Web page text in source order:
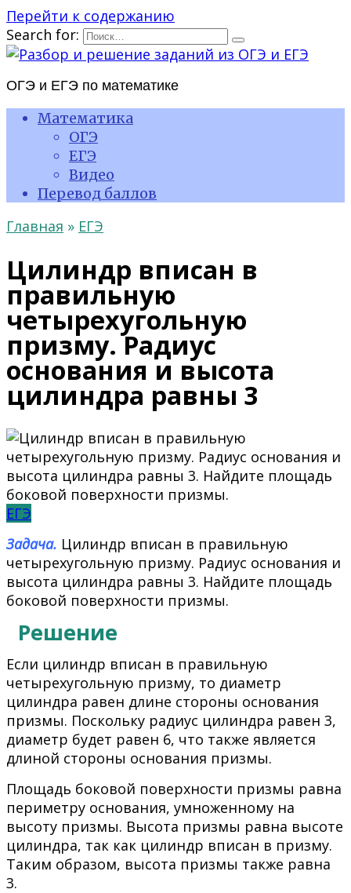
Перейти к содержанию
Search for:
ОГЭ и ЕГЭ по математике
Математика
ОГЭ
ЕГЭ
Видео
Перевод баллов
Главная » ЕГЭ
Цилиндр вписан в
правильную
четырехугольную
призму. Радиус
основания и высота
цилиндра равны 3
ЕГЭ
Задача. Цилиндр вписан в правильную
четырехугольную призму. Радиус основания и
высота цилиндра равны 3. Найдите площадь
боковой поверхности призмы.
Решение
Если цилиндр вписан в правильную
четырехугольную призму, то диаметр
цилиндра равен длине стороны основания
призмы. Поскольку радиус цилиндра равен 3,
диаметр будет равен 6, что также является
длиной стороны основания призмы.
Площадь боковой поверхности призмы равна
периметру основания, умноженному на
высоту призмы. Высота призмы равна высоте
цилиндра, так как цилиндр вписан в призму.
Таким образом, высота призмы также равна
3.